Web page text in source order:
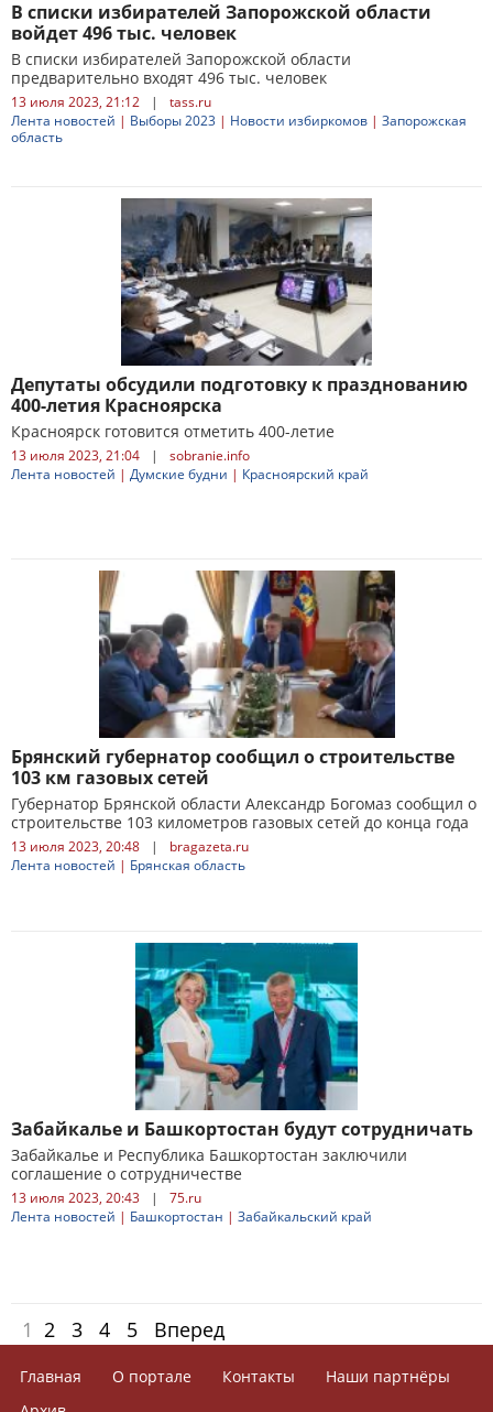
В списки избирателей Запорожской области
войдет 496 тыс. человек
В списки избирателей Запорожской области
предварительно входят 496 тыс. человек
13 июля 2023, 21:12 |
tass.ru
Лента новостей | Выборы 2023 | Новости избиркомов | Запорожская
область
Депутаты обсудили подготовку к празднованию
400-летия Красноярска
Красноярск готовится отметить 400-летие
13 июля 2023, 21:04 |
sobranie.info
Лента новостей | Думские будни | Красноярский край
Брянский губернатор сообщил о строительстве
103 км газовых сетей
Губернатор Брянской области Александр Богомаз сообщил о
строительстве 103 километров газовых сетей до конца года
13 июля 2023, 20:48 |
bragazeta.ru
Лента новостей | Брянская область
Забайкалье и Башкортостан будут сотрудничать
Забайкалье и Республика Башкортостан заключили
соглашение о сотрудничестве
13 июля 2023, 20:43 |
75.ru
Лента новостей | Башкортостан | Забайкальский край
1 2 3 4 5 Вперед
Главная О портале Контакты
Наши партнёры